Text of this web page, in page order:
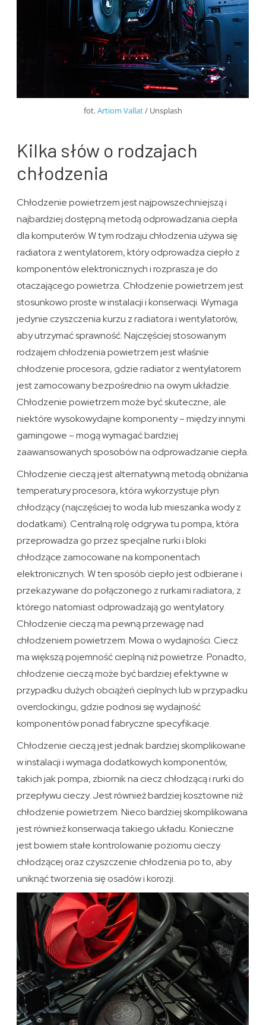
fot.Artiom Vallat/ Unsplash
Kilka słów o rodzajach
chłodzenia
Chłodzenie powietrzem jest najpowszechniejszą i
najbardziej dostępną metodą odprowadzania ciepła
dla komputerów. W tym rodzaju chłodzenia używa się
radiatora z wentylatorem, który odprowadza ciepło z
komponentów elektronicznych i rozprasza je do
otaczającego powietrza. Chłodzenie powietrzem jest
stosunkowo proste w instalacji i konserwacji. Wymaga
jedynie czyszczenia kurzu z radiatora i wentylatorów,
aby utrzymać sprawność. Najczęściej stosowanym
rodzajem chłodzenia powietrzem jest właśnie
chłodzenie procesora, gdzie radiator z wentylatorem
jest zamocowany bezpośrednio na owym układzie.
Chłodzenie powietrzem może być skuteczne, ale
niektóre wysokowydajne komponenty – między innymi
gamingowe – mogą wymagać bardziej
zaawansowanych sposobów na odprowadzanie ciepła.
Chłodzenie cieczą jest alternatywną metodą obniżania
temperatury procesora, która wykorzystuje płyn
chłodzący (najczęściej to woda lub mieszanka wody z
dodatkami). Centralną rolę odgrywa tu pompa, która
przeprowadza go przez specjalne rurki i bloki
chłodzące zamocowane na komponentach
elektronicznych. W ten sposób ciepło jest odbierane i
przekazywane do połączonego z rurkami radiatora, z
którego natomiast odprowadzają go wentylatory.
Chłodzenie cieczą ma pewną przewagę nad
chłodzeniem powietrzem. Mowa o wydajności. Ciecz
ma większą pojemność cieplną niż powietrze. Ponadto,
chłodzenie cieczą może być bardziej efektywne w
przypadku dużych obciążeń cieplnych lub w przypadku
overclockingu, gdzie podnosi się wydajność
komponentów ponad fabryczne specyfikacje.
Chłodzenie cieczą jest jednak bardziej skomplikowane
w instalacji i wymaga dodatkowych komponentów,
takich jak pompa, zbiornik na ciecz chłodzącą i rurki do
przepływu cieczy. Jest również bardziej kosztowne niż
chłodzenie powietrzem. Nieco bardziej skomplikowana
jest również konserwacja takiego układu. Konieczne
jest bowiem stałe kontrolowanie poziomu cieczy
chłodzącej oraz czyszczenie chłodzenia po to, aby
uniknąć tworzenia się osadów i korozji.